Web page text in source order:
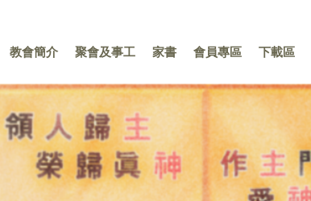
教會簡介 聚會及事工 家書 會員專區 下載區